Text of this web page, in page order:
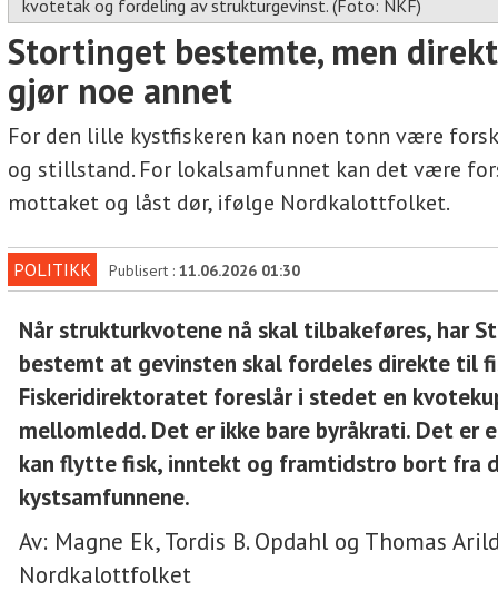
kvotetak og fordeling av strukturgevinst. (Foto: NKF)
Stortinget bestemte, men
gjør noe annet
For den lille kystfiskeren kan noen tonn være
og stillstand. For lokalsamfunnet kan det være
mottaket og låst dør, ifølge Nordkalottfolket.
POLITIKK Publisert : 11.06.2026 01:30
Når strukturkvotene nå skal tilbakeføres, har
bestemt at gevinsten skal fordeles direkte til
Fiskeridirektoratet foreslår i stedet en
mellomledd. Det er ikke bare byråkrati. Det er
kan flytte fisk, inntekt og framtidstro bort fra
kystsamfunnene.
Av: Magne Ek, Tordis B. Opdahl og Thomas
Nordkalottfolket